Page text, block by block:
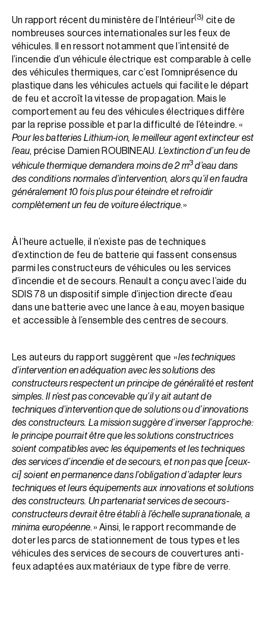
Un rapport récent du ministère de l’Intérieur(3) cite de
nombreuses sources internationales sur les feux de
véhicules. Il en ressort notamment que l’intensité de
l’incendie d’un véhicule électrique est comparable à celle
des véhicules thermiques, car c’est l’omniprésence du
plastique dans les véhicules actuels qui facilite le départ
de feu et accroît la vitesse de propagation. Mais le
comportement au feu des véhicules électriques diffère
par la reprise possible et par la difficulté de l’éteindre. «
Pour les batteries Lithium-ion, le meilleur agent extincteur est
l’eau, précise Damien ROUBINEAU. L’extinction d’un feu de
véhicule thermique demandera moins de 2 m3 d’eau dans
des conditions normales d’intervention, alors qu’il en faudra
généralement 10 fois plus pour éteindre et refroidir
complètement un feu de voiture électrique. »
À l’heure actuelle, il n’existe pas de techniques
d’extinction de feu de batterie qui fassent consensus
parmi les constructeurs de véhicules ou les services
d’incendie et de secours. Renault a conçu avec l’aide du
SDIS 78 un dispositif simple d’injection directe d’eau
dans une batterie avec une lance à eau, moyen basique
et accessible à l’ensemble des centres de secours.
Les auteurs du rapport suggèrent que «les techniques
d’intervention en adéquation avec les solutions des
constructeurs respectent un principe de généralité et restent
simples. Il n’est pas concevable qu’il y ait autant de
techniques d’intervention que de solutions ou d’innovations
des constructeurs. La mission suggère d’inverser l’approche :
le principe pourrait être que les solutions constructrices
soient compatibles avec les équipements et les techniques
des services d’incendie et de secours, et non pas que [ceux-
ci] soient en permanence dans l’obligation d’adapter leurs
techniques et leurs équipements aux innovations et solutions
des constructeurs. Un partenariat services de secours-
constructeurs devrait être établi à l’échelle supranationale, a
minima européenne. » Ainsi, le rapport recommande de
doter les parcs de stationnement de tous types et les
véhicules des services de secours de couvertures anti-
feux adaptées aux matériaux de type fibre de verre.